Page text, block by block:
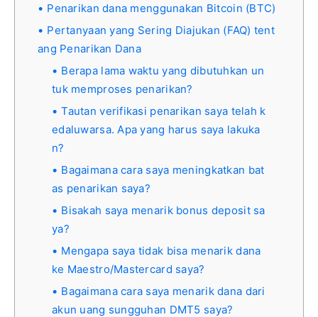
Penarikan dana menggunakan Bitcoin (BTC)
Pertanyaan yang Sering Diajukan (FAQ) tent
ang Penarikan Dana
Berapa lama waktu yang dibutuhkan un
tuk memproses penarikan?
Tautan verifikasi penarikan saya telah k
edaluwarsa. Apa yang harus saya lakuka
n?
Bagaimana cara saya meningkatkan bat
as penarikan saya?
Bisakah saya menarik bonus deposit sa
ya?
Mengapa saya tidak bisa menarik dana
ke Maestro/Mastercard saya?
Bagaimana cara saya menarik dana dari
akun uang sungguhan DMT5 saya?